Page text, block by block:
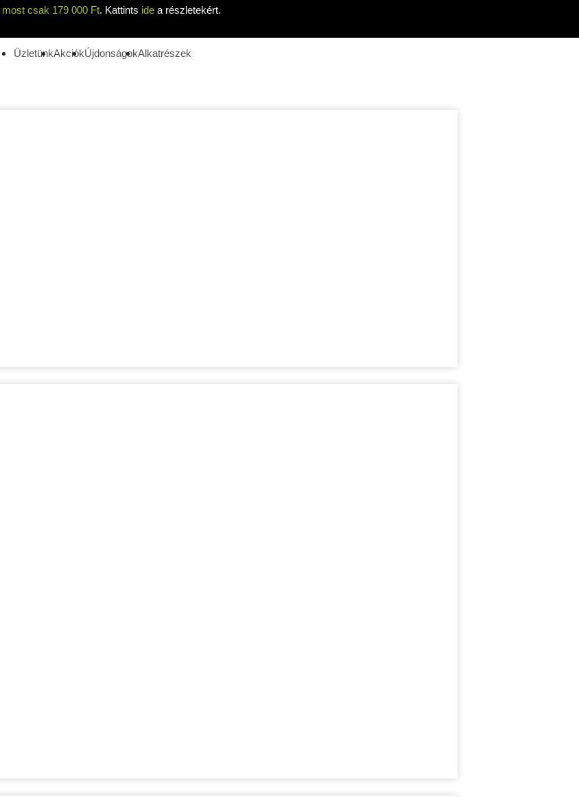
most csak 179 000 Ft. Kattints ide a részletekért.
ÜzletünkAkciókÚjdonságokAlkatrészek